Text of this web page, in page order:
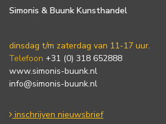
Simonis & Buunk Kunsthandel
dinsdag t/m zaterdag van 11-17 uur.
Telefoon +31 (0) 318 652888
www.simonis-buunk.nl
info@simonis-buunk.nl
inschrijven nieuwsbrief